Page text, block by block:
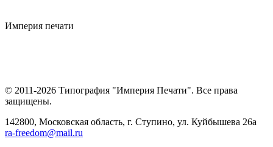
Империя печати
© 2011-2026 Типография "Империя Печати". Все права
защищены.
142800, Московская область, г. Ступино, ул. Куйбышева 26а
ra-freedom@mail.ru